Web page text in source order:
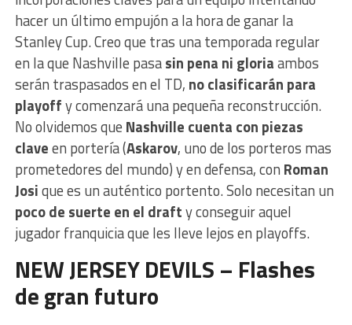
hacer un último empujón a la hora de ganar la
Stanley Cup. Creo que tras una temporada regular
en la que Nashville pasasin pena ni gloriaambos
serán traspasados en el TD, no clasificarán para
playoffy comenzará una pequeña reconstrucción.
No olvidemos que Nashville cuenta con piezas
claveen portería (Askarov, uno de los porteros mas
prometedores del mundo) y en defensa, con Roman
Josique es un auténtico portento. Solo necesitan un
poco de suerte en el drafty conseguir aquel
jugador franquicia que les lleve lejos en playoffs.
NEW JERSEY DEVILS – Flashes
de gran futuro